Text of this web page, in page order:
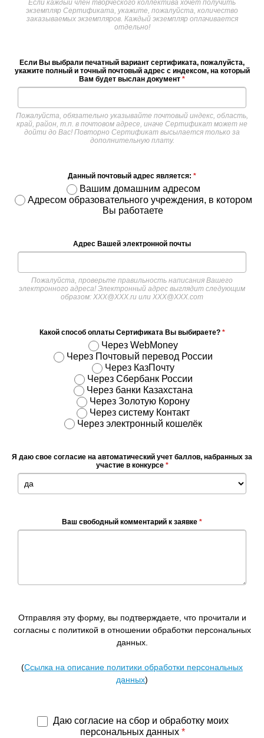
Если каждый член творческого коллектива хочет получить
экземпляр Сертификата, укажите, пожалуйста, количество
заказываемых экземпляров. Каждый экземпляр оплачивается
отдельно!
Если Вы выбрали печатный вариант сертификата, пожалуйста,
укажите полный и точный почтовый адрес с индексом, на который
Вам будет выслан документ *
Пожалуйста, обязательно указывайте почтовый индекс, область,
край, район, т.п. в почтовом адресе, иначе Сертификат может не
дойти до Вас! Повторно Сертификат высылается только за
дополнительную плату.
Данный почтовый адрес является: *
Вашим домашним адресом
Адресом образовательного учреждения, в котором
Вы работаете
Адрес Вашей электронной почты
Пожалуйста, проверьте правильность написания Вашего
электронного адреса! Электронный адрес выглядит следующим
образом: ХХХ@ХХХ.ru или XXX@XXX.com
Какой способ оплаты Сертификата Вы выбираете? *
Через WebMoney
Через Почтовый перевод России
Через КазПочту
Через Сбербанк России
Через банки Казахстана
Через Золотую Корону
Через систему Контакт
Через электронный кошелёк
Я даю свое согласие на автоматический учет баллов, набранных за
участие в конкурсе *
Ваш свободный комментарий к заявке *
Отправляя эту форму, вы подтверждаете, что прочитали и
согласны с политикой в отношении обработки персональных
данных.
(Ссылка на описание политики обработки персональных
данных)
Даю согласие на сбор и обработку моих
персональных данных *